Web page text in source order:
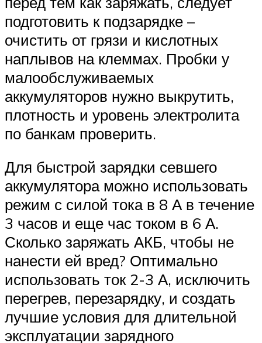
подготовить к подзарядке –
очистить от грязи и кислотных
наплывов на клеммах. Пробки у
малообслуживаемых
аккумуляторов нужно выкрутить,
плотность и уровень электролита
по банкам проверить.
Для быстрой зарядки севшего
аккумулятора можно использовать
режим с силой тока в 8 А в течение
3 часов и еще час током в 6 А.
Сколько заряжать АКБ, чтобы не
нанести ей вред? Оптимально
использовать ток 2-3 А, исключить
перегрев, перезарядку, и создать
лучшие условия для длительной
эксплуатации зарядного